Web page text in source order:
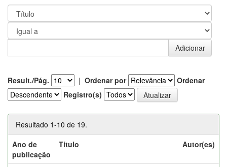
Result./Pág. | Ordenar por
Ordenar
Registro(s)
Resultado 1-10 de 19.
Ano de
publicação
Título Autor(es)